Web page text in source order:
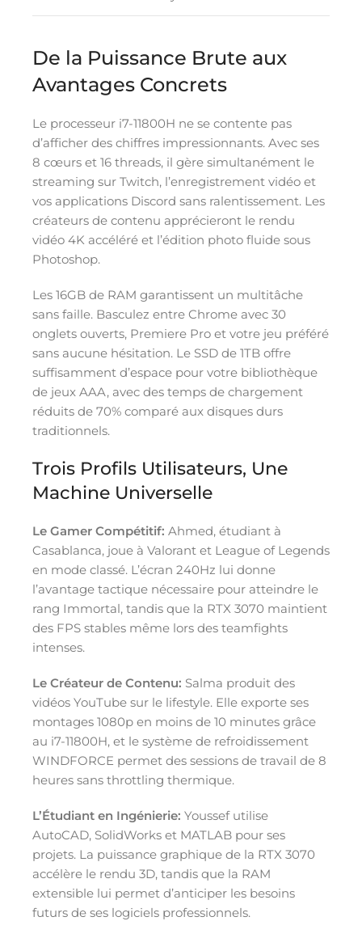
De la Puissance Brute aux
Avantages Concrets
Le processeur i7-11800H ne se contente pas
d’afficher des chiffres impressionnants. Avec ses
8 cœurs et 16 threads, il gère simultanément le
streaming sur Twitch, l’enregistrement vidéo et
vos applications Discord sans ralentissement. Les
créateurs de contenu apprécieront le rendu
vidéo 4K accéléré et l’édition photo fluide sous
Photoshop.
Les 16GB de RAM garantissent un multitâche
sans faille. Basculez entre Chrome avec 30
onglets ouverts, Premiere Pro et votre jeu préféré
sans aucune hésitation. Le SSD de 1TB offre
suffisamment d’espace pour votre bibliothèque
de jeux AAA, avec des temps de chargement
réduits de 70% comparé aux disques durs
traditionnels.
Trois Profils Utilisateurs, Une
Machine Universelle
Le Gamer Compétitif: Ahmed, étudiant à
Casablanca, joue à Valorant et League of Legends
en mode classé. L’écran 240Hz lui donne
l’avantage tactique nécessaire pour atteindre le
rang Immortal, tandis que la RTX 3070 maintient
des FPS stables même lors des teamfights
intenses.
Le Créateur de Contenu: Salma produit des
vidéos YouTube sur le lifestyle. Elle exporte ses
montages 1080p en moins de 10 minutes grâce
au i7-11800H, et le système de refroidissement
WINDFORCE permet des sessions de travail de 8
heures sans throttling thermique.
L’Étudiant en Ingénierie: Youssef utilise
AutoCAD, SolidWorks et MATLAB pour ses
projets. La puissance graphique de la RTX 3070
accélère le rendu 3D, tandis que la RAM
extensible lui permet d’anticiper les besoins
futurs de ses logiciels professionnels.